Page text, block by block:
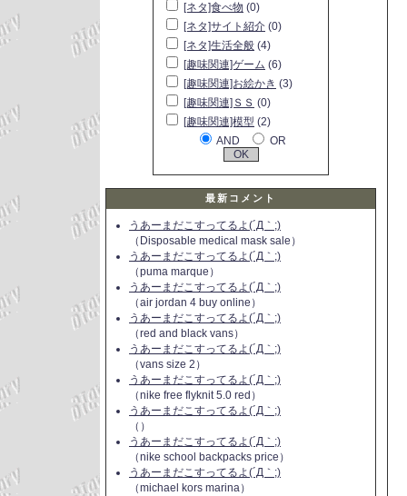
[ネタ]食べ物 (0)
[ネタ]サイト紹介 (0)
[ネタ]生活全般 (4)
[趣味関連]ゲーム (6)
[趣味関連]お絵かき (3)
[趣味関連]ＳＳ (0)
[趣味関連]模型 (2)
AND
OR
最新コメント
うあーまだこすってるよ(´Д｀;)
（Disposable medical mask sale）
うあーまだこすってるよ(´Д｀;)
（puma marque）
うあーまだこすってるよ(´Д｀;)
（air jordan 4 buy online）
うあーまだこすってるよ(´Д｀;)
（red and black vans）
うあーまだこすってるよ(´Д｀;)
（vans size 2）
うあーまだこすってるよ(´Д｀;)
（nike free flyknit 5.0 red）
うあーまだこすってるよ(´Д｀;)
（）
うあーまだこすってるよ(´Д｀;)
（nike school backpacks price）
うあーまだこすってるよ(´Д｀;)
（michael kors marina）